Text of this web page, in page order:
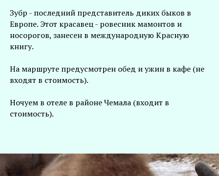
Зубр - последний представитель диких быков в
Европе. Этот красавец - ровесник мамонтов и
носорогов, занесен в международную Красную
книгу.
На маршруте предусмотрен обед и ужин в кафе (не
входят в стоимость).
Ночуем в отеле в районе Чемала (входит в
стоимость).